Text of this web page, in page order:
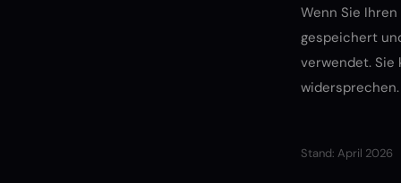
Wenn Sie
gespeichert
verwendet. Sie
widersprechen.
Stand: April 2026